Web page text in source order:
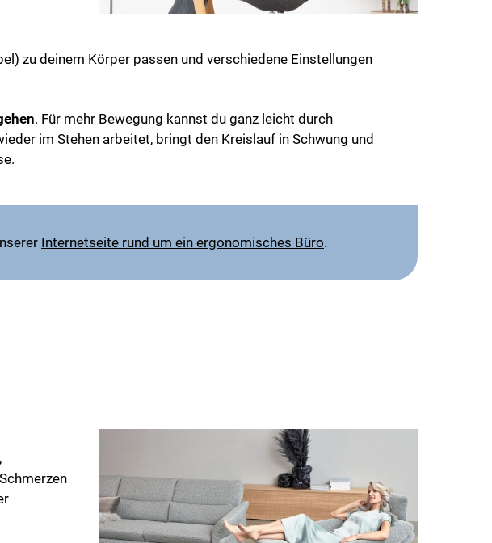
zu deinem Körper passen und verschiedene Einstellungen
. Für mehr Bewegung kannst du ganz leicht durch
im Stehen arbeitet, bringt den Kreislauf in Schwung und
Internetseite rund um ein ergonomisches Büro.